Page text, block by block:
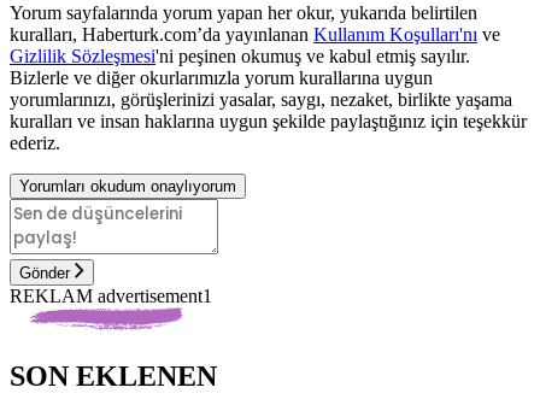
Yorum sayfalarında yorum yapan her okur, yukarıda belirtilen
kuralları, Haberturk.com’da yayınlanan Kullanım Koşulları'nı ve
Gizlilik Sözleşmesi'ni peşinen okumuş ve kabul etmiş sayılır.
Bizlerle ve diğer okurlarımızla yorum kurallarına uygun
yorumlarınızı, görüşlerinizi yasalar, saygı, nezaket, birlikte yaşama
kuralları ve insan haklarına uygun şekilde paylaştığınız için teşekkür
ederiz.
Yorumları okudum onaylıyorum
Gönder
REKLAM advertisement1
SON EKLENEN